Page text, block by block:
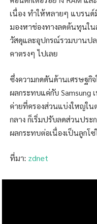
เนื่อง ทำให้หลายๆ แบรนด์
มองหาช่องทางลดต้นทุนใ
วัสดุและอุปกรณ์รวมบานปล
คาตรงๆ ไปเลย
ซึ่งความกดดันด้านเศรษฐกิ
ผลกระทบแค่กับ
ค่ายที่ครองส่วนแบ่งใหญ่ใ
กลาง ก็เริ่มปรับลดส่วนประ
ผลกระทบต่อเนื่องเป็นลูกโ
ที่มา: zdnet